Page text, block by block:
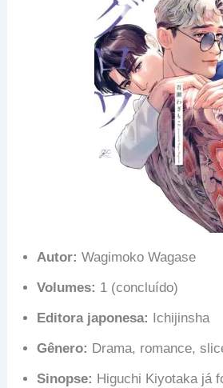
Autor: Wagimoko Wagase
Volumes: 1 (concluído)
Editora japonesa: Ichijinsha
Gênero: Drama, romance,
Sinopse: Higuchi Kiyotaka já